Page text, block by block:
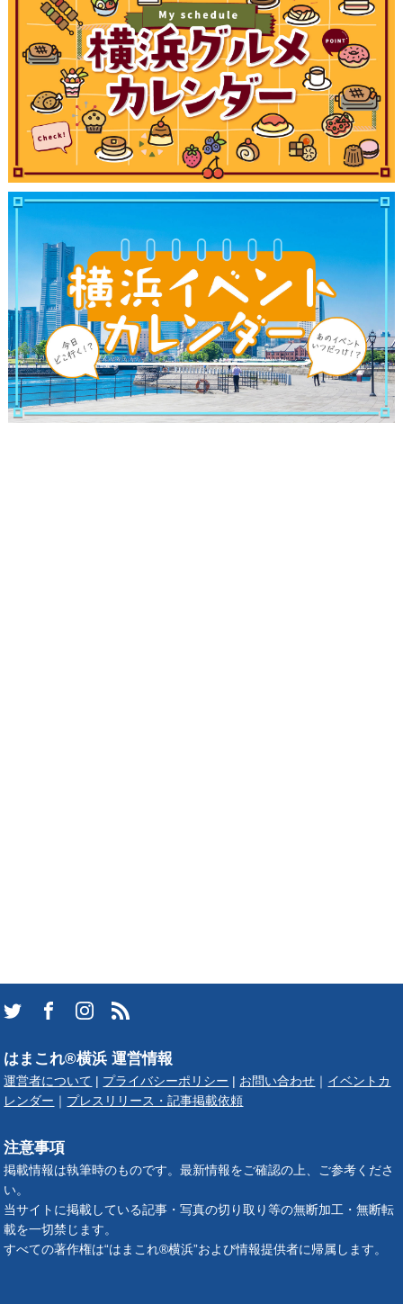
はまこれ®横浜 運営情報
運営者について | プライバシーポリシー | お問い合わせ ｜ イベントカ
レンダー ｜ プレスリリース・記事掲載依頼
注意事項
掲載情報は執筆時のものです。最新情報をご確認の上、ご参考くださ
い。
当サイトに掲載している記事・写真の切り取り等の無断加工・無断転
載を一切禁じます。
すべての著作権は“はまこれ®横浜”および情報提供者に帰属します。